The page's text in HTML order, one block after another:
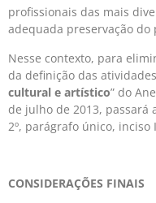
profissionais das mais
adequada preservação
Nesse contexto, para
da definição das
cultural e artístico” do
de julho de 2013, passará
2º, parágrafo único, inciso
CONSIDERAÇÕES FINAIS